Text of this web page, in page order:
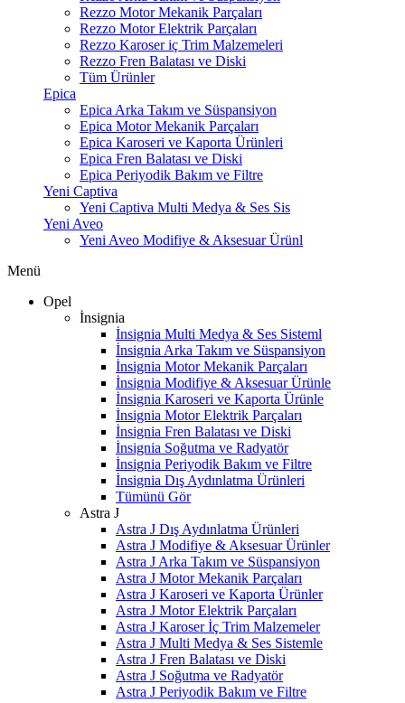
Rezzo Motor Mekanik Parçaları
Rezzo Motor Elektrik Parçaları
Rezzo Karoser iç Trim Malzemeleri
Rezzo Fren Balatası ve Diski
Tüm Ürünler
Epica
Epica Arka Takım ve Süspansiyon
Epica Motor Mekanik Parçaları
Epica Karoseri ve Kaporta Ürünleri
Epica Fren Balatası ve Diski
Epica Periyodik Bakım ve Filtre
Yeni Captiva
Yeni Captiva Multi Medya & Ses Sis
Yeni Aveo
Yeni Aveo Modifiye & Aksesuar Ürünl
Menü
Opel
İnsignia
İnsignia Multi Medya & Ses Sisteml
İnsignia Arka Takım ve Süspansiyon
İnsignia Motor Mekanik Parçaları
İnsignia Modifiye & Aksesuar Ürünle
İnsignia Karoseri ve Kaporta Ürünle
İnsignia Motor Elektrik Parçaları
İnsignia Fren Balatası ve Diski
İnsignia Soğutma ve Radyatör
İnsignia Periyodik Bakım ve Filtre
İnsignia Dış Aydınlatma Ürünleri
Tümünü Gör
Astra J
Astra J Dış Aydınlatma Ürünleri
Astra J Modifiye & Aksesuar Ürünler
Astra J Arka Takım ve Süspansiyon
Astra J Motor Mekanik Parçaları
Astra J Karoseri ve Kaporta Ürünler
Astra J Motor Elektrik Parçaları
Astra J Karoser İç Trim Malzemeler
Astra J Multi Medya & Ses Sistemle
Astra J Fren Balatası ve Diski
Astra J Soğutma ve Radyatör
Astra J Periyodik Bakım ve Filtre